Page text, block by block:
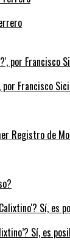
por Francisco
Registro de
Sí, es